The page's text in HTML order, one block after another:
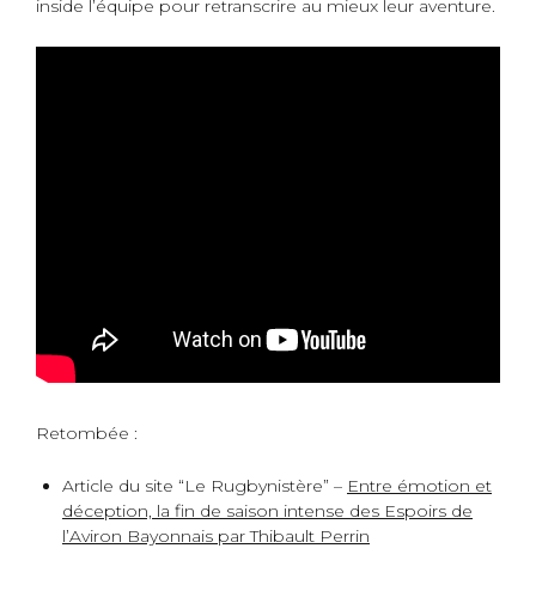
inside l’équipe pour retranscrire au mieux leur aventure.
Retombée :
Article du site “Le Rugbynistère” – Entre émotion et
déception, la fin de saison intense des Espoirs de
l’Aviron Bayonnais par Thibault Perrin